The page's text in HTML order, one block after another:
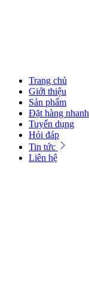
Trang chủ
Giới thiệu
Sản phẩm
Đặt hàng nhanh
Tuyển dụng
Hỏi đáp
Tin tức
Liên hệ